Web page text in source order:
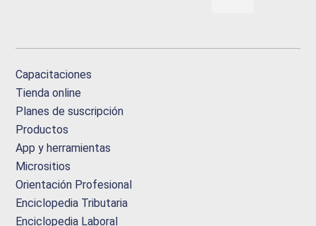
Capacitaciones
Tienda online
Planes de suscripción
Productos
App y herramientas
Micrositios
Orientación Profesional
Enciclopedia Tributaria
Enciclopedia Laboral